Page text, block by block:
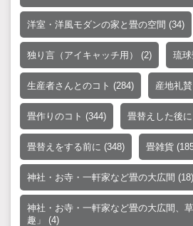
洋室・洋風モダンの家と畳の空間 (34)
独り言（アイキャッチ用） (2) 琉
生産者さんとのコト (284) 産地礼賛
畳作りのコト (344) 畳替えした後に
畳替えをする前に (348) 畳雑貨
神社・お寺・一軒家など畳の大広間 (18)
神社・お寺・一軒家など畳の大広間、
趣」
(4)